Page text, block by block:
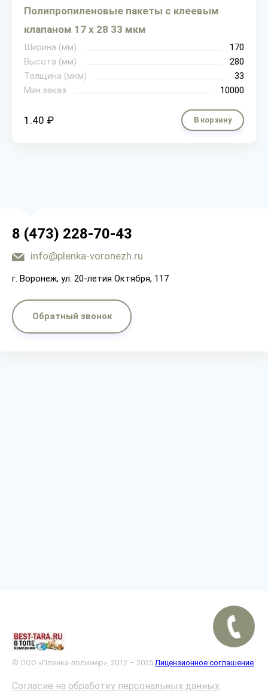
Полипропиленовые пакеты с клеевым
клапаном 17 х 28 33 мкм
Ширина (мм)
170
Высота (мм)
280
Толщина (мкм)
33
Мин.заказ
10000
1.40 ₽ В корзину
8 (473) 228-70-43
info@plenka-voronezh.ru
г. Воронеж, ул. 20-летия Октября, 117
Обратный звонок
© ООО «Пленка-полимер», 2012 – 2025 Лицензионное соглашение
Согласие на обработку персональных данных